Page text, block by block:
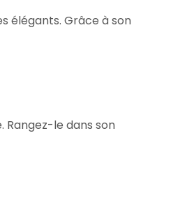
élégants. Grâce à son
le dans son